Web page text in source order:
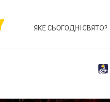
ЯКЕ СЬОГОДНІ СВЯТО?